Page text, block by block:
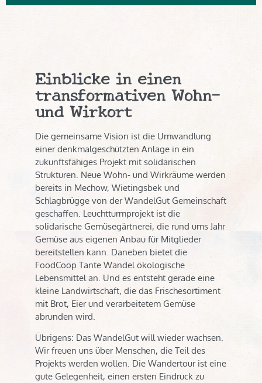
Einblicke in einen
transformativen Wohn-
und Wirkort
Die gemeinsame Vision ist die Umwandlung
einer denkmalgeschützten Anlage in ein
zukunftsfähiges Projekt mit solidarischen
Strukturen. Neue Wohn- und Wirkräume werden
bereits in Mechow, Wietingsbek und
Schlagbrügge von der WandelGut Gemeinschaft
geschaffen. Leuchtturmprojekt ist die
solidarische Gemüsegärtnerei, die rund ums Jahr
Gemüse aus eigenen Anbau für Mitglieder
bereitstellen kann. Daneben bietet die
FoodCoop Tante Wandel ökologische
Lebensmittel an. Und es entsteht gerade eine
kleine Landwirtschaft, die das Frischesortiment
mit Brot, Eier und verarbeitetem Gemüse
abrunden wird.
Übrigens: Das WandelGut will wieder wachsen.
Wir freuen uns über Menschen, die Teil des
Projekts werden wollen. Die Wandertour ist eine
gute Gelegenheit, einen ersten Eindruck zu